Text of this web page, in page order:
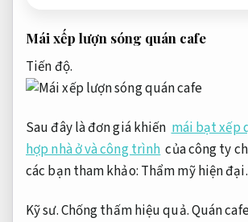
Mái xếp lượn sóng quán cafe
Tiến độ.
Sau đây là đơn giá khiến mái bạt xếp
hợp nhà ở và công trình của công ty
các bạn tham khảo: Thẩm mỹ hiện đại.
Kỹ sư.Chống thấm hiệu quả.Quán